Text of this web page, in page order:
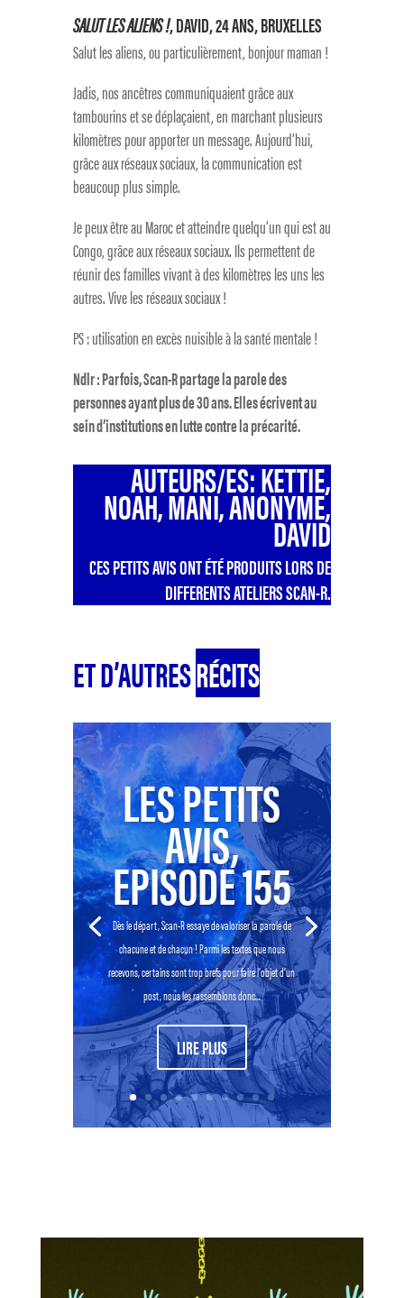
SALUT LES ALIENS !, DAVID, 24 ANS, BRUXELLES
Salut les aliens, ou particulièrement, bonjour maman !
Jadis, nos ancêtres communiquaient grâce aux
tambourins et se déplaçaient, en marchant plusieurs
kilomètres pour apporter un message. Aujourd’hui,
grâce aux réseaux sociaux, la communication est
beaucoup plus simple.
Je peux être au Maroc et atteindre quelqu’un qui est au
Congo, grâce aux réseaux sociaux. Ils permettent de
réunir des familles vivant à des kilomètres les uns les
autres. Vive les réseaux sociaux !
PS : utilisation en excès nuisible à la santé mentale !
Ndlr : Parfois, Scan-R partage la parole des
personnes ayant plus de 30 ans. Elles écrivent au
sein d’institutions en lutte contre la précarité.
AUTEURS/ES: KETTIE,
NOAH, MANI, ANONYME,
DAVID
CES PETITS AVIS ONT ÉTÉ PRODUITS LORS DE
DIFFERENTS ATELIERS SCAN-R.
ET D’AUTRESRÉCITS
LES PETITS
AVIS,
EPISODE 155
Dès le départ, Scan-R essaye de valoriser la parole de
chacune et de chacun ! Parmi les textes que nous
recevons, certains sont trop brefs pour faire l’objet d’un
post, nous les rassemblons donc...
LIRE PLUS